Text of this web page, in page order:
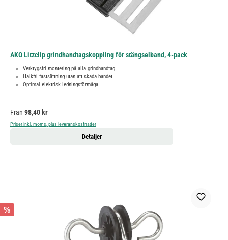
AKO Litzclip grindhandtagskoppling för stängselband, 4-pack
Verktygsfri montering på alla grindhandtag
Halkfri fastsättning utan att skada bandet
Optimal elektrisk ledningsförmåga
Ordinarie pris:
Från 98,40 kr
Priser inkl. moms, plus leveranskostnader
Detaljer
%